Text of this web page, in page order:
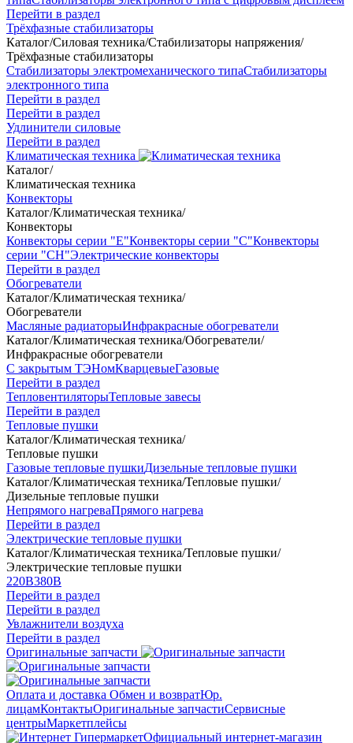
Перейти в раздел
Трёхфазные стабилизаторы
Каталог/Силовая техника/Стабилизаторы напряжения/
Трёхфазные стабилизаторы
Стабилизаторы электромеханического типаСтабилизаторы
электронного типа
Перейти в раздел
Перейти в раздел
Удлинители силовые
Перейти в раздел
Климатическая техника
Каталог/
Климатическая техника
Конвекторы
Каталог/Климатическая техника/
Конвекторы
Конвекторы серии "Е"Конвекторы серии "С"Конвекторы
серии "СН"Электрические конвекторы
Перейти в раздел
Обогреватели
Каталог/Климатическая техника/
Обогреватели
Масляные радиаторыИнфракрасные обогреватели
Каталог/Климатическая техника/Обогреватели/
Инфракрасные обогреватели
С закрытым ТЭНомКварцевыеГазовые
Перейти в раздел
ТепловентиляторыТепловые завесы
Перейти в раздел
Тепловые пушки
Каталог/Климатическая техника/
Тепловые пушки
Газовые тепловые пушкиДизельные тепловые пушки
Каталог/Климатическая техника/Тепловые пушки/
Дизельные тепловые пушки
Непрямого нагреваПрямого нагрева
Перейти в раздел
Электрические тепловые пушки
Каталог/Климатическая техника/Тепловые пушки/
Электрические тепловые пушки
220В380В
Перейти в раздел
Перейти в раздел
Увлажнители воздуха
Перейти в раздел
Оригинальные запчасти
Оплата и доставка Обмен и возвратЮр.
лицамКонтактыОригинальные запчастиСервисные
центрыМаркетплейсы
Официальный интернет-магазин